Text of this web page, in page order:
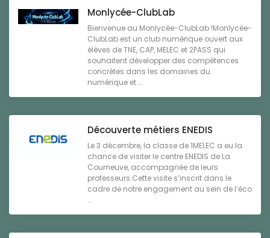
Monlycée-ClubLab
Bienvenue au Monlycée-ClubLab !Monlycée-
ClubLab est un club numérique ouvert aux
élèves de TNE, CAP, MELEC et 2PASS qui
souhaitent développer des compétences
concrètes dans les domaines du
numérique et ...
Découverte métiers ENEDIS
Le 3 décembre, la classe de 1MELEC a eu la
chance de visiter le centre ENEDIS de La
Courneuve, accompagnée de leurs
professeurs.Cette visite s’inscrit dans le
cadre de notre engagement au sein de l’éco
...